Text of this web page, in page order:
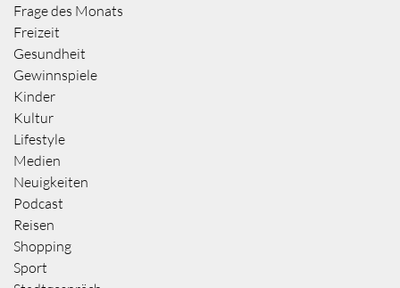
Frage des Monats
Freizeit
Gesundheit
Gewinnspiele
Kinder
Kultur
Lifestyle
Medien
Neuigkeiten
Podcast
Reisen
Shopping
Sport